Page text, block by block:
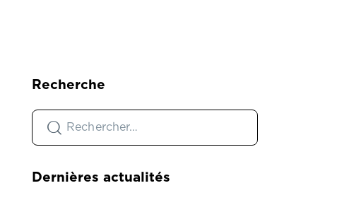
Recherche
Dernières actualités